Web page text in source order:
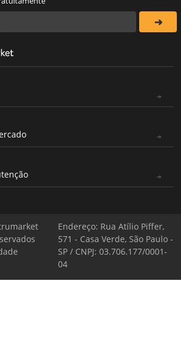
Endereço: Rua Atílio Piffer,
571 - Casa Verde, São Paulo -
SP / CNPJ: 03.706.177/0001-
04